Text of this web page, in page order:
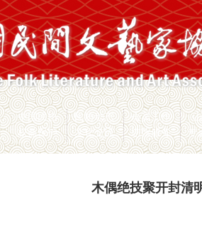
中国民协 民协动态 会员工作
权益保护
文化交流 志愿服务 专
新闻页
木偶绝技聚开封清